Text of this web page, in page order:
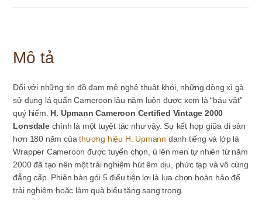
Mô tả
Đối với những tín đồ đam mê nghệ thuật khói, những dòng xì gà
sử dụng lá quấn Cameroon lâu năm luôn được xem là “báu vật”
quý hiếm. H. Upmann Cameroon Certified Vintage 2000
Lonsdalechính là một tuyệt tác như vậy. Sự kết hợp giữa di sản
hơn 180 năm củathương hiệu H. Upmann danh tiếng và lớp lá
Wrapper Cameroon được tuyển chọn, ủ lên men tự nhiên từ năm
2000 đã tạo nên một trải nghiệm hút êm dịu, phức tạp và vô cùng
đẳng cấp. Phiên bản gói 5 điếu tiện lợi là lựa chọn hoàn hảo để
trải nghiệm hoặc làm quà biếu tặng sang trọng.